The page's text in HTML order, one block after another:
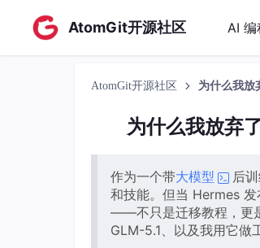
AtomGit开源社区 AI 编
AtomGit开源社区 为什么我放
为什么我放弃
作为一个带大模型 后
和技能。但当 Hermes
——不只是迁移教程，更
GLM-5.1、以及我用它做